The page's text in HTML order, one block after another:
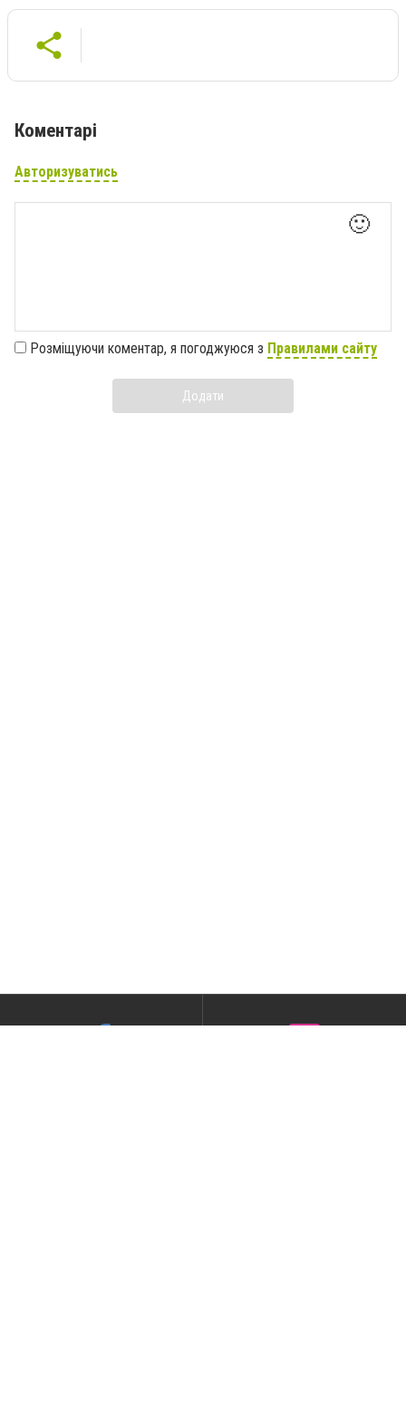
Коментарі
Авторизуватись
🙂
Розміщуючи коментар, я погоджуюся з Правилами сайту
Додати